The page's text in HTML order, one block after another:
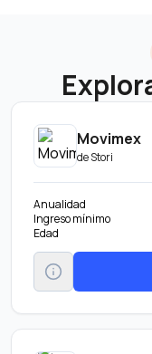
Movimex
deStori
Anualidad
Ingreso mínimo
Edad